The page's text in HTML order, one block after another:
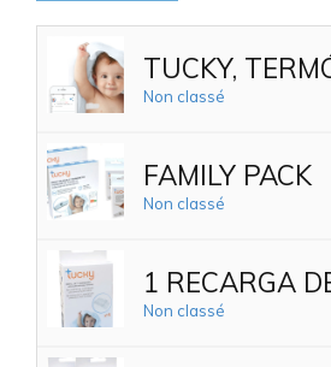
TUCKY,
Non classé
FAMILY PACK
Non classé
1 RECARGA
Non classé